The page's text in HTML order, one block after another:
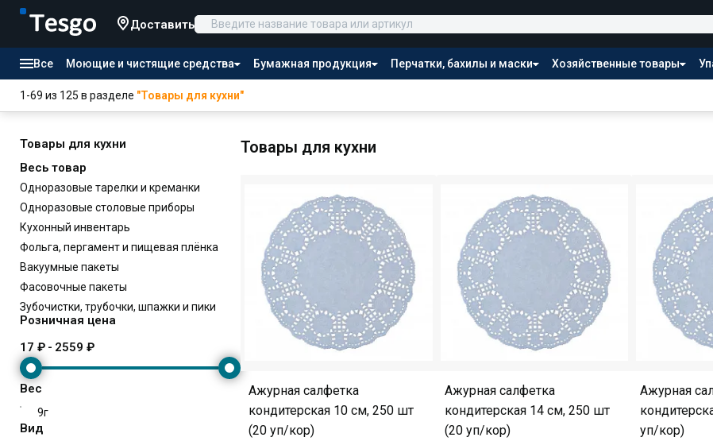
Доставить
Все Моющие и чистящие средства Бумажная продукция Перчатки, бахилы и маски Хозяйственные товары
Товары для отелей Канцтовары Продукты питания
1-69 из 125 в разделе "Товары для кухни"
Товары для кухни
Весь товар
Одноразовые тарелки и креманки
Одноразовые столовые приборы
Кухонный инвентарь
Фольга, пергамент и пищевая плёнка
Вакуумные пакеты
Фасовочные пакеты
Зубочистки, трубочки, шпажки и пики
Розничная цена
17 ₽ - 2559 ₽
Вес
9г
Вид
Товары для кухни
Ажурная салфетка
кондитерская 10 см, 250 шт
(20 уп/кор)
Ажурная салфетка
кондитерская 14 см, 250 шт
(20 уп/кор)
Ажурная
уп/кор)